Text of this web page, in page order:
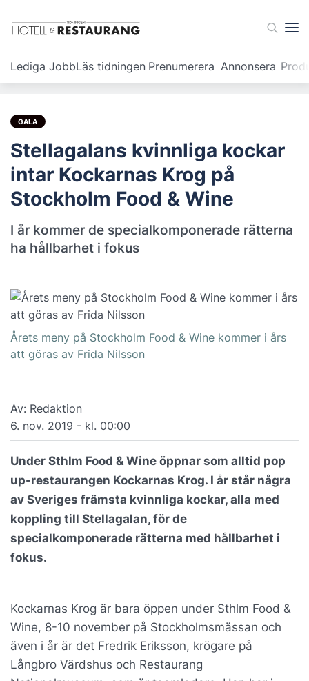
Lediga JobbLäs tidningen Prenumerera Annonsera
GALA
Stellagalans kvinnliga kockar
intar Kockarnas Krog på
Stockholm Food & Wine
I år kommer de specialkomponerade rätterna
ha hållbarhet i fokus
Årets meny på Stockholm Food & Wine kommer i års
att göras av Frida Nilsson
Av: Redaktion
6. nov. 2019 - kl. 00:00
Under Sthlm Food & Wine öppnar som alltid pop
up-restaurangen Kockarnas Krog. I år står några
av Sveriges främsta kvinnliga kockar, alla med
koppling till Stellagalan, för de
specialkomponerade rätterna med hållbarhet i
fokus.
Kockarnas Krog är bara öppen under Sthlm Food &
Wine, 8-10 november på Stockholmsmässan och
även i år är det Fredrik Eriksson, krögare på
Långbro Värdshus och Restaurang